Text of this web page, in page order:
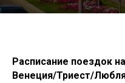
Расписание поездок
Венеция/Триест/